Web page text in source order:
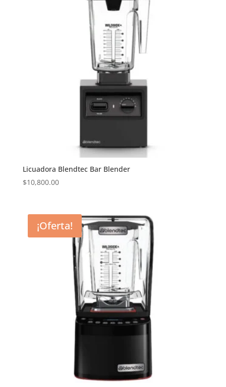
Licuadora Blendtec Bar Blender
$10,800.00
¡Oferta!